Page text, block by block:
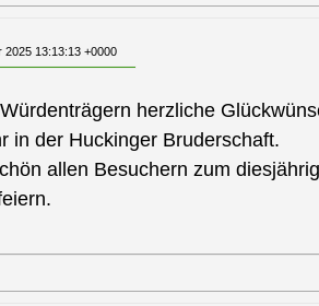
2025 13:13:13 +0000
herzliche
in der Huckinger Bruderschaft.
allen Besuchern zum